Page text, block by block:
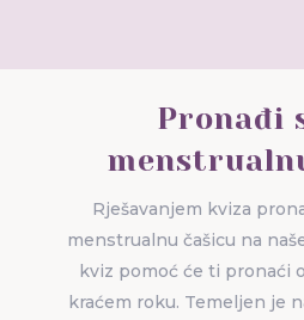
Pronađi
Rješavanjem kviza
menstrualnu čašicu na
kviz pomoć će ti pronaći
kraćem roku. Temeljen je